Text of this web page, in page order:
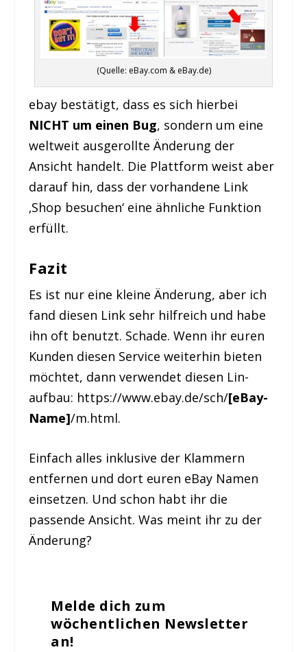
(Quelle: eBay.com & eBay.de)
ebay bestätigt, dass es sich hierbei
NICHT um einen Bug, sondern um eine
weltweit ausgerollte Änderung der
Ansicht handelt. Die Plattform weist aber
darauf hin, dass der vorhandene Link
‚Shop besuchen‘ eine ähnliche Funktion
erfüllt.
Fazit
Es ist nur eine kleine Änderung, aber ich
fand diesen Link sehr hilfreich und habe
ihn oft benutzt. Schade. Wenn ihr euren
Kunden diesen Service weiterhin bieten
möchtet, dann verwendet diesen Lin-
aufbau: https://www.ebay.de/sch/[eBay-
Name]/m.html.
Einfach alles inklusive der Klammern
entfernen und dort euren eBay Namen
einsetzen. Und schon habt ihr die
passende Ansicht. Was meint ihr zu der
Änderung?
Melde dich zum
wöchentlichen Newsletter
an!